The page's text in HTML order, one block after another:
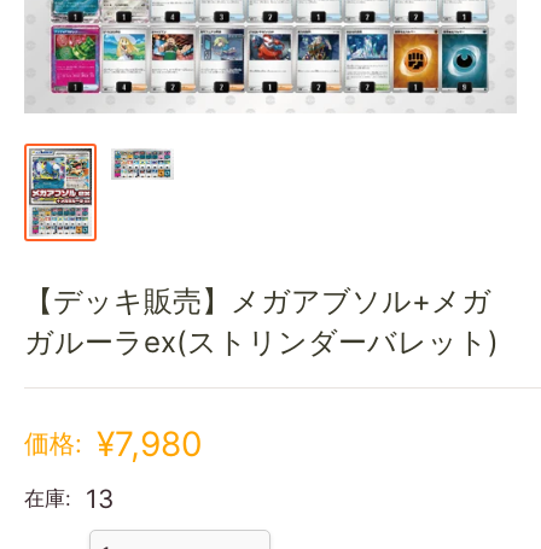
【デッキ販売】メガアブソル+メガ
ガルーラex(ストリンダーバレット)
価格: ¥7,980
在庫: 13